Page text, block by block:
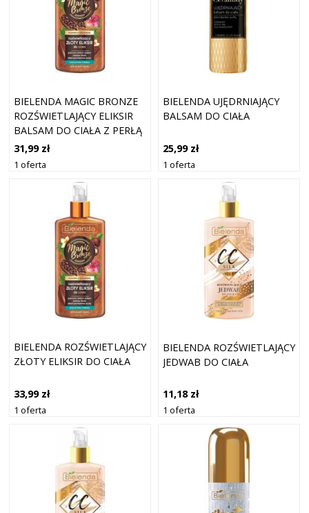
BIELENDA MAGIC BRONZE
ROZŚWIETLAJĄCY ELIKSIR
BALSAM DO CIAŁA Z PERŁĄ
150ML
31,99 zł
1 oferta
BIELENDA UJĘDRNIAJĄCY
BALSAM DO CIAŁA
25,99 zł
1 oferta
BIELENDA ROZŚWIETLAJĄCY
ZŁOTY ELIKSIR DO CIAŁA
33,99 zł
1 oferta
BIELENDA ROZŚWIETLAJĄCY
JEDWAB DO CIAŁA
11,18 zł
1 oferta